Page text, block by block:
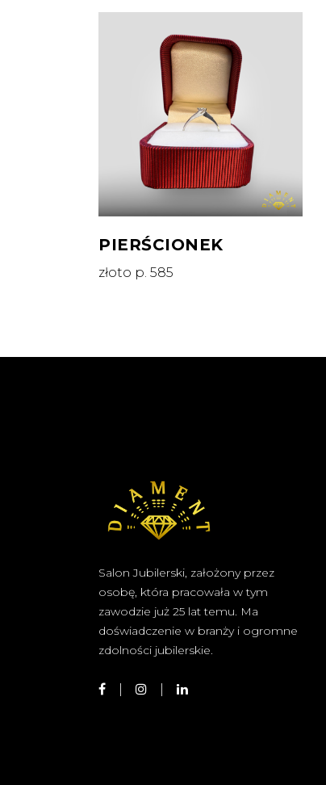
PIERŚCIONEK
złoto p. 585
Salon Jubilerski, założony przez
osobę, która pracowała w tym
zawodzie już 25 lat temu. Ma
doświadczenie w branży i ogromne
zdolności jubilerskie.